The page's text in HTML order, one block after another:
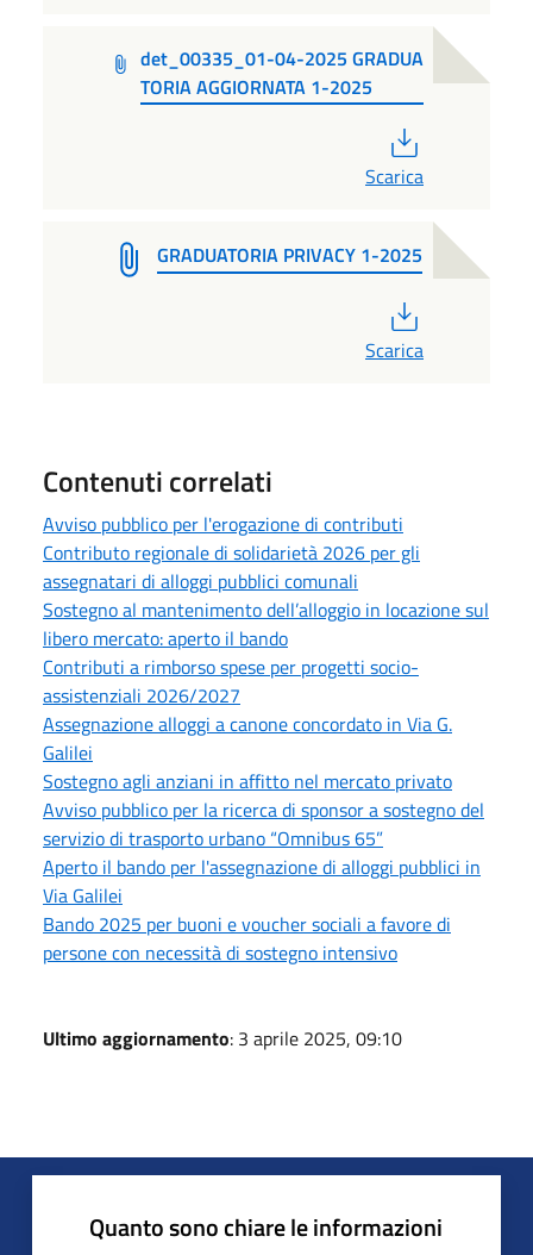
det_00335_01-04-2025 GRADUA
TORIA AGGIORNATA 1-2025
Scarica
GRADUATORIA PRIVACY 1-2025
Scarica
Contenuti correlati
Avviso pubblico per l'erogazione di contributi
Contributo regionale di solidarietà 2026 per gli
assegnatari di alloggi pubblici comunali
Sostegno al mantenimento dell’alloggio in locazione sul
libero mercato: aperto il bando
Contributi a rimborso spese per progetti socio-
assistenziali 2026/2027
Assegnazione alloggi a canone concordato in Via G.
Galilei
Sostegno agli anziani in affitto nel mercato privato
Avviso pubblico per la ricerca di sponsor a sostegno del
servizio di trasporto urbano “Omnibus 65”
Aperto il bando per l'assegnazione di alloggi pubblici in
Via Galilei
Bando 2025 per buoni e voucher sociali a favore di
persone con necessità di sostegno intensivo
Ultimo aggiornamento: 3 aprile 2025, 09:10
Quanto sono chiare le informazioni